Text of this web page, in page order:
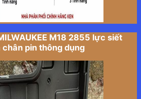
M18 2855 lực siết
pin thông dụng